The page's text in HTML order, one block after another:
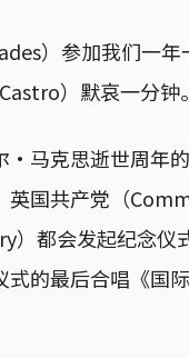
）参加我们一
）默哀一分钟
·马克思逝世周年
英国共产党（
）都会发起纪念
的最后合唱《国际